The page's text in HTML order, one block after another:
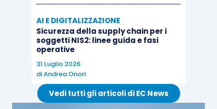
dimensionalifissati dalla normativa regionale per
l’esercizio dell’attività di B&B in forma non
imprenditorialepossono costituire importanti
indici per l’accertamento
dell’Amministrazione finanziaria dei requisiti di
imprenditorialità dell’attività, con conseguente
rischio diricalcolo del reddito dichiarato
applicazione “retroattiva” dell’Iva e richiesta
AI E DIGITALIZZAZIONE
Sicurezza della supply chain per i
soggetti NIS2: linee guida e fasi
operative
31 Luglio 2026
diAndrea Onori
Vedi tutti gli articoli di EC News